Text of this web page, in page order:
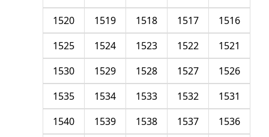
1516
1517
1518
1519
1520
1521
1522
1523
1524
1525
1526
1527
1528
1529
1530
1531
1532
1533
1534
1535
1536
1537
1538
1539
1540